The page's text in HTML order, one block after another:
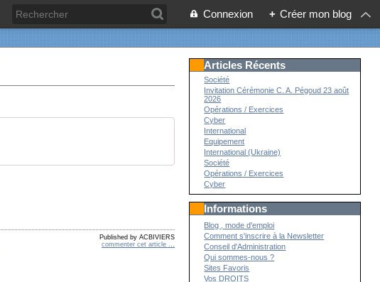
Connexion + Créer mon blog
Published by ACBIVIERS
commenter cet article
Articles Récents
Société
Invitation Cérémonie C. A. Pégoud 23 août
2026
Opérations / Exercices
Cyber
International
Equipement
International (Ukraine)
Société
Opérations / Exercices
Cyber
Informations
Blog , mode d'emploi
Comment s'inscrire à la Newsletter
Conseil d'Administration
Qui sommes-nous ?
Sites Favoris
Vos DROITS